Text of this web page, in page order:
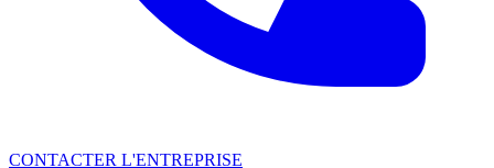
CONTACTER L'ENTREPRISE